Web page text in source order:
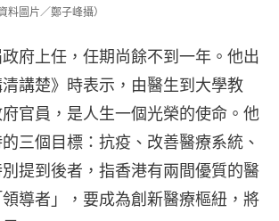
料圖片／鄭子峰攝）
府上任，任期尚餘不到一年。他出
講楚》時表示，由醫生到大學教
官員，是人生一個光榮的使命。他
三個目標：抗疫、改善醫療系統、
提到後者，指香港有兩間優質的醫
導者」，要成為創新醫療樞紐，將